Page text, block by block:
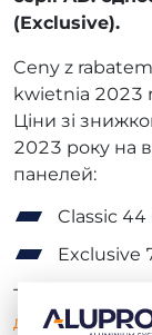
(Exclusive).
Ceny z rabatem
kwietnia 2023
Ціни зі
2023 року на
панелей:
Classic
Exclusive
Також
дверну